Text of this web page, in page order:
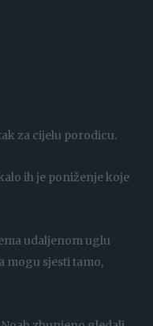
za cijelu porodicu.
ih je poniženje koje
udaljenom uglu
mogu sjesti tamo,